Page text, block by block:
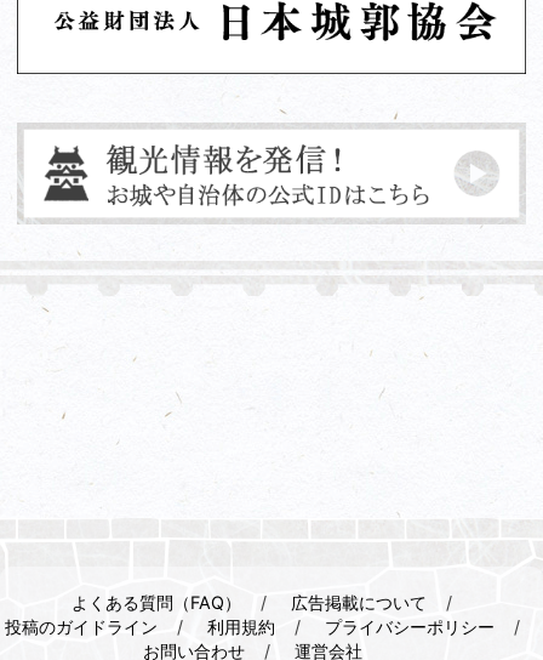
よくある質問（FAQ）
広告掲載について
投稿のガイドライン
利用規約
プライバシーポリシー
お問い合わせ
運営会社